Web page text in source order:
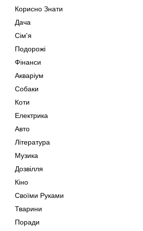
Корисно Знати
Дача
Сім'я
Подорожі
Фінанси
Акваріум
Собаки
Коти
Електрика
Авто
Література
Музика
Дозвілля
Кіно
Своїми Руками
Тварини
Поради